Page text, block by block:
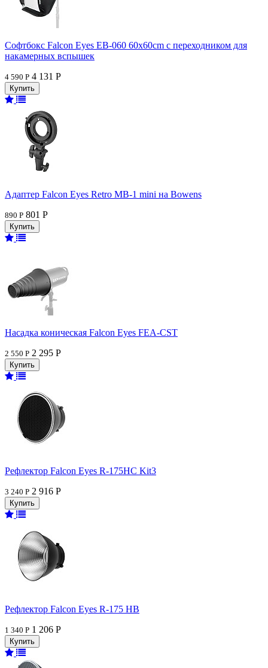
Софтбокс Falcon Eyes EB-060 60x60cm с переходником для
накамерных вспышек
4 590 Р 4 131 Р
Адаптер Falcon Eyes Retro MB-1 mini на Bowens
890 Р 801 Р
Насадка коническая Falcon Eyes FEA-CST
2 550 Р 2 295 Р
Рефлектор Falcon Eyes R-175HC Kit3
3 240 Р 2 916 Р
Рефлектор Falcon Eyes R-175 HB
1 340 Р 1 206 Р